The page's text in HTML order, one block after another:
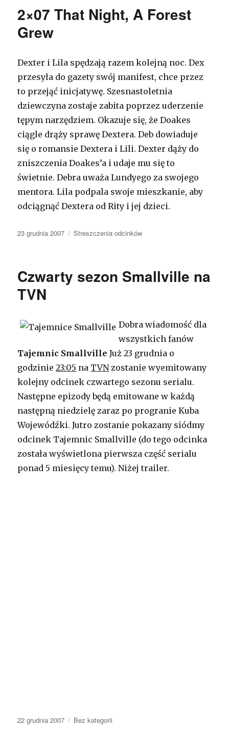
2×07 That Night, A Forest
Grew
Dexter i Lila spędzają razem kolejną noc. Dex
przesyła do gazety swój manifest, chce przez
to przejąć inicjatywę. Szesnastoletnia
dziewczyna zostaje zabita poprzez uderzenie
tępym narzędziem. Okazuje się, że Doakes
ciągle drąży sprawę Dextera. Deb dowiaduje
się o romansie Dextera i Lili. Dexter dąży do
zniszczenia Doakes’a i udaje mu się to
świetnie. Debra uważa Lundyego za swojego
mentora. Lila podpala swoje mieszkanie, aby
odciągnąć Dextera od Rity i jej dzieci.
Opublikowano
23 grudnia 2007 Kategorie
Streszczenia odcinków
Czwarty sezon Smallville na
TVN
Dobra wiadomość dla
wszystkich fanów
Tajemnic SmallvilleJuż 23 grudnia o
godzinie23:05 na TVNzostanie wyemitowany
kolejny odcinek czwartego sezonu serialu.
Następne epizody będą emitowane w każdą
następną niedzielę zaraz po progranie Kuba
Wojewódźki. Jutro zostanie pokazany siódmy
odcinek Tajemnic Smallville (do tego odcinka
została wyświetlona pierwsza część serialu
ponad 5 miesięcy temu). Niżej trailer.
Opublikowano
22 grudnia 2007 Kategorie
Bez kategorii